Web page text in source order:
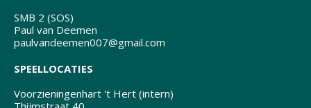
SMB 2 (SOS)
Paul van Deemen
paulvandeemen007@gmail.com
SPEELLOCATIES
Voorzieningenhart 't Hert (intern)